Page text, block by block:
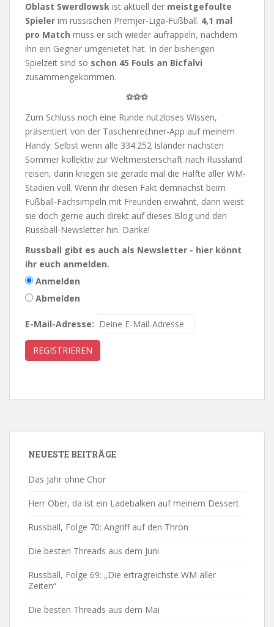
Oblast Swerdlowsk ist aktuell der meistgefoulte
Spieler im russischen Premjer-Liga-Fußball. 4,1 mal
pro Match muss er sich wieder aufrappeln, nachdem
ihn ein Gegner umgenietet hat. In der bisherigen
Spielzeit sind so schon 45 Fouls an Bicfalvi
zusammengekommen.
⚽⚽⚽
Zum Schluss noch eine Runde nutzloses Wissen,
präsentiert von der Taschenrechner-App auf meinem
Handy: Selbst wenn alle 334.252 Isländer nächsten
Sommer kollektiv zur Weltmeisterschaft nach Russland
reisen, dann kriegen sie gerade mal die Hälfte aller WM-
Stadien voll. Wenn ihr diesen Fakt demnächst beim
Fußball-Fachsimpeln mit Freunden erwähnt, dann weist
sie doch gerne auch direkt auf dieses Blog und den
Russball-Newsletter hin. Danke!
Russball gibt es auch als Newsletter - hier könnt
ihr euch anmelden.
Anmelden
Abmelden
E-Mail-Adresse:
NEUESTE BEITRÄGE
Das Jahr ohne Chor
Herr Ober, da ist ein Ladebalken auf meinem Dessert
Russball, Folge 70: Angriff auf den Thron
Die besten Threads aus dem Juni
Russball, Folge 69: „Die ertragreichste WM aller
Zeiten“
Die besten Threads aus dem Mai